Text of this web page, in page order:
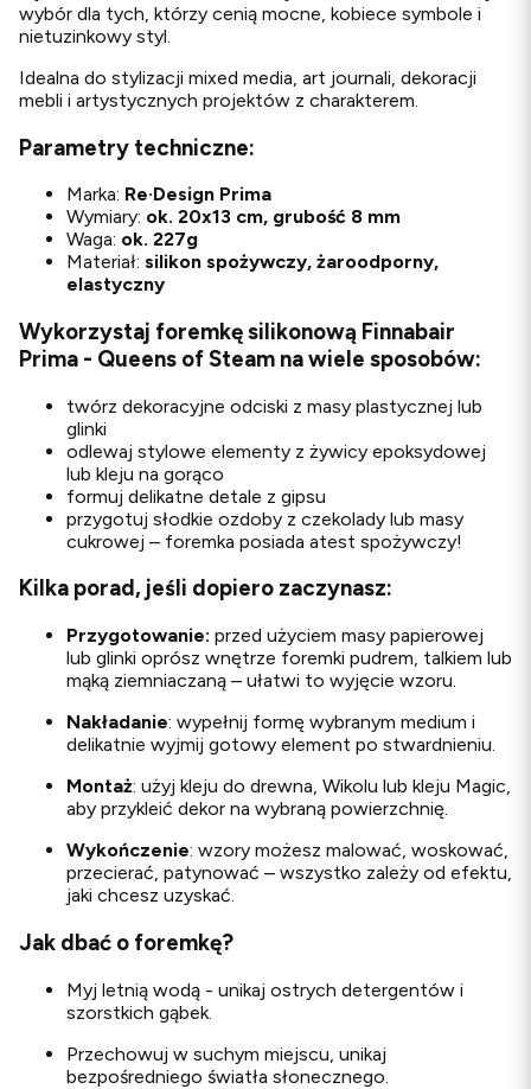
wybór dla tych, którzy cenią mocne, kobiece symbole i
nietuzinkowy styl.
Idealna do stylizacji mixed media, art journali, dekoracji
mebli i artystycznych projektów z charakterem.
Parametry techniczne:
Marka: Re·Design Prima
Wymiary: ok. 20x13 cm, grubość 8 mm
Waga: ok. 227g
Materiał: silikon spożywczy, żaroodporny,
elastyczny
Wykorzystaj foremkę silikonową Finnabair
Prima - Queens of Steam na wiele sposobów:
twórz dekoracyjne odciski z masy plastycznej lub
glinki
odlewaj stylowe elementy z żywicy epoksydowej
lub kleju na gorąco
formuj delikatne detale z gipsu
przygotuj słodkie ozdoby z czekolady lub masy
cukrowej – foremka posiada atest spożywczy!
Kilka porad, jeśli dopiero zaczynasz:
Przygotowanie: przed użyciem masy papierowej
lub glinki oprósz wnętrze foremki pudrem, talkiem lub
mąką ziemniaczaną – ułatwi to wyjęcie wzoru.
Nakładanie: wypełnij formę wybranym medium i
delikatnie wyjmij gotowy element po stwardnieniu.
Montaż: użyj kleju do drewna, Wikolu lub kleju Magic,
aby przykleić dekor na wybraną powierzchnię.
Wykończenie: wzory możesz malować, woskować,
przecierać, patynować – wszystko zależy od efektu,
jaki chcesz uzyskać.
Jak dbać o foremkę?
Myj letnią wodą - unikaj ostrych detergentów i
szorstkich gąbek.
Przechowuj w suchym miejscu, unikaj
bezpośredniego światła słonecznego.